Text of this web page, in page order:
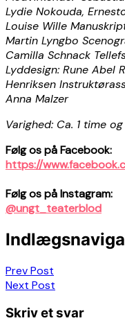
Lydie Nokouda,
Louise Wille
Martin Lyngbo
Camilla Schnack
Lyddesign: Rune Abel
Henriksen
Anna Malzer
Varighed: Ca. 1 time
Følg os på Facebook:
https://
Følg os på Instagram:
@ungt_teaterblod
Prev Post
Next Post
Skriv et svar